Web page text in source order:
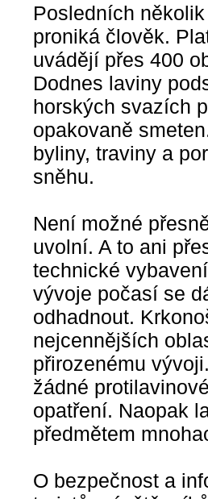
Posledních
proniká člověk.
uvádějí přes 400
Dodnes laviny
horských svazích
opakovaně
byliny, traviny a
sněhu.
Není možné
uvolní. A to ani
technické
vývoje počasí se
odhadnout.
nejcennějších
přirozenému
žádné
opatření. Naopak
předmětem
O bezpečnost a